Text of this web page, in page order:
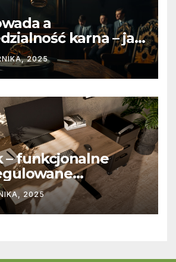
a
karna – jak
w praktyce?
2025
– funkcjonalne
z myślą o
pracy
2025